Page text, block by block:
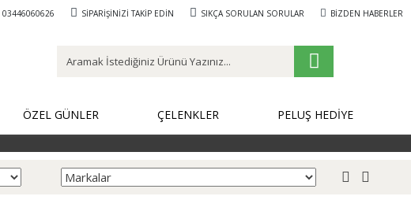
03446060626 SIPARIŞINIZI TAKIP EDIN SIKÇA SORULAN SORULAR BIZDEN HABERLER
ÖZEL GÜNLER ÇELENKLER PELUŞ HEDİYE